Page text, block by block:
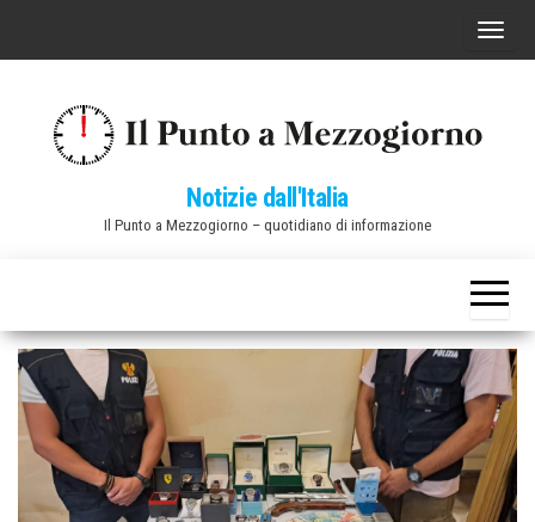
C
a
v
g
a
z
i
Notizie dall'Italia
Il Punto a Mezzogiorno – quotidiano di informazione